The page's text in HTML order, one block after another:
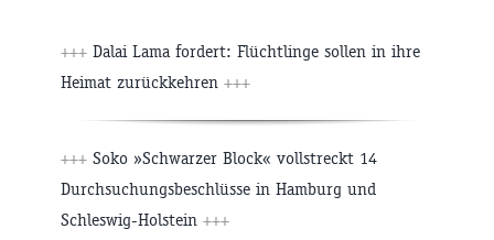
+++ Dalai Lama fordert: Flüchtlinge sollen in ihre
Heimat zurückkehren +++
+++ Soko »Schwarzer Block« vollstreckt 14
Durchsuchungsbeschlüsse in Hamburg und
Schleswig-Holstein +++